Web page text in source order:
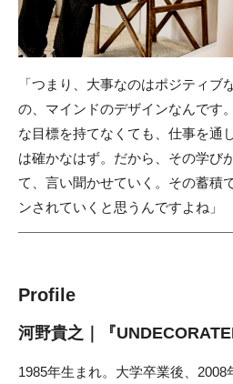
「つまり、大事なのはポジティブ
の、マインドのデザインなんです
な目標を持てなくても、仕事を通
は確かなはず。だから、その学び
て、言い聞かせていく。その蓄積
ンされていくと思うんですよね」
Profile
河野貴之｜『
1985年生まれ。大学卒業後、2008